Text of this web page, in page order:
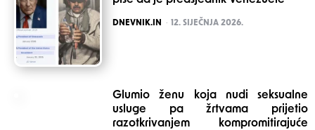
POSTED
DNEVNIK.IN 12. SIJEČNJA 2026.
Glumio ženu koja nudi seksualne
usluge pa žrtvama prijetio
razotkrivanjem kompromitirajuće